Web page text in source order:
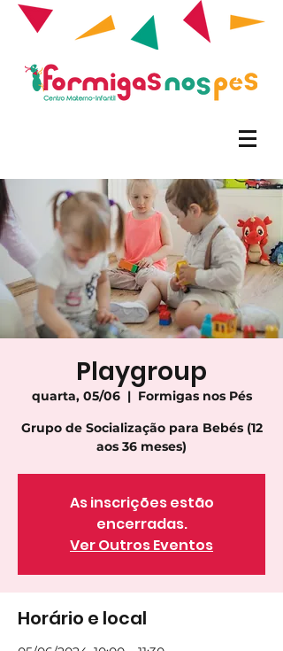
Playgroup
quarta, 05/06
  |
Formigas nos Pés
Grupo de Socialização para Bebés (12
aos 36 meses)
As inscrições estão
encerradas.
Ver Outros Eventos
Horário e local